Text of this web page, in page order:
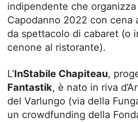
indipendente che
Capodanno 2022 con cena
da spettacolo di cabaret (o
cenone al ristorante).
L’InStabile Chapiteau,
Fantastik, è nato in riva
del Varlungo (via della
un crowdfunding della